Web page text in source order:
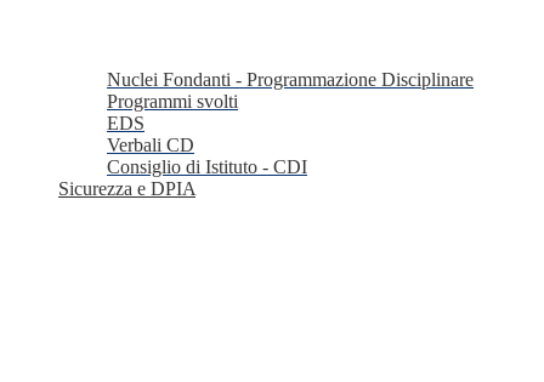
Nuclei Fondanti - Programmazione Disciplinare
Programmi svolti
EDS
Verbali CD
Consiglio di Istituto - CDI
Sicurezza e DPIA